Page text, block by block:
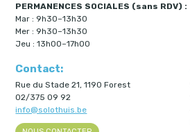
PERMANENCES SOCIALES (sans RDV) :
Mar : 9h30–13h30
Mer : 9h30–13h30
Jeu : 13h00–17h00
Contact:
Rue du Stade 21, 1190 Forest
02/375 09 92
info@solothuis.be